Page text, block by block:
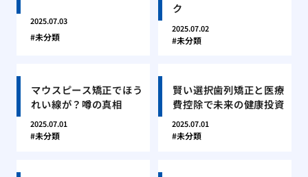
2025.07.03
未分類
ク
2025.07.02
未分類
マウスピース矯正でほう
れい線が？噂の真相
2025.07.01
未分類
賢い選択歯列矯正と医療
費控除で未来の健康投資
2025.07.01
未分類